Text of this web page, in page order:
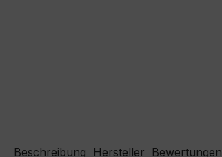
Beschreibung Hersteller Bewertungen